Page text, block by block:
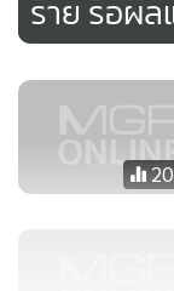
ราย รอผ